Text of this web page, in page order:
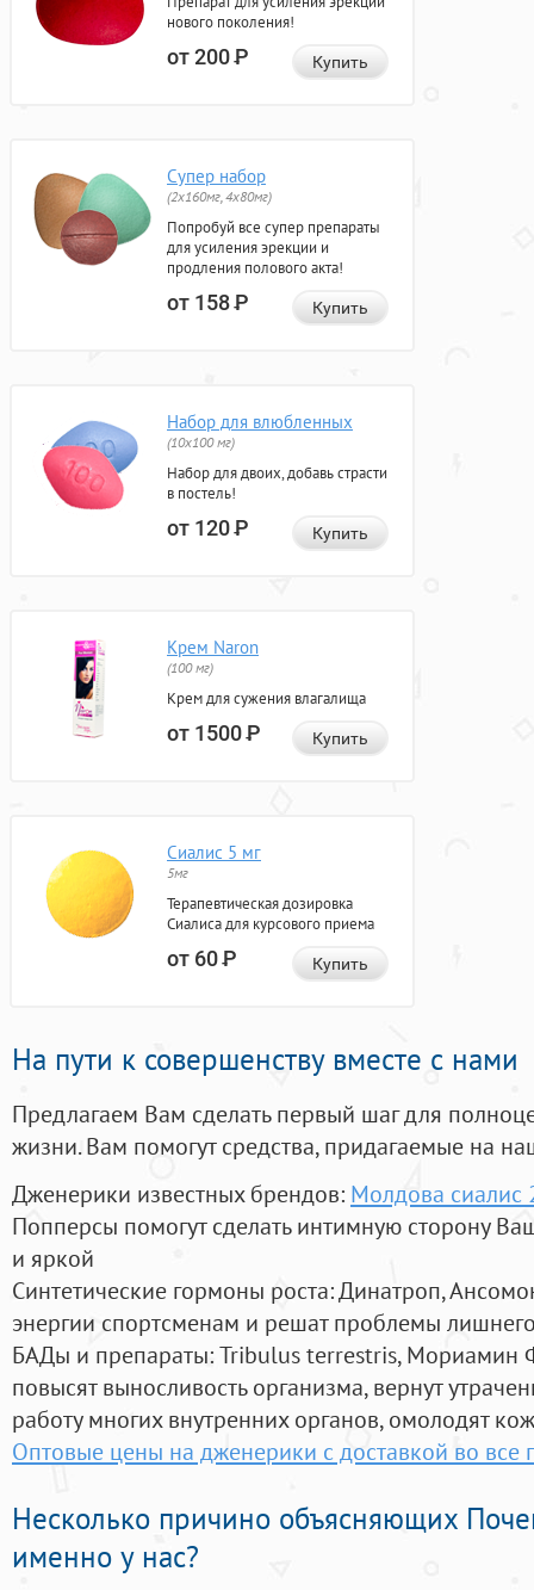
нового поколения!
от 200Р Купить
Супер набор
(2х160мг, 4х80мг)
Попробуй все супер препараты
для усиления эрекции и
продления полового акта!
от 158Р Купить
Набор для влюбленных
(10х100 мг)
Набор для двоих, добавь страсти
в постель!
от 120Р Купить
Крем Naron
(100 мг)
Крем для сужения влагалища
от 1500Р Купить
Сиалис 5 мг
5мг
Терапевтическая дозировка
Сиалиса для курсового приема
от 60Р Купить
На пути к совершенству вместе с нами
Предлагаем Вам сделать первый шаг для
жизни. Вам помогут средства, придагаемые на
Дженерики известных брендов: Молдова сиалис
Попперсы помогут сделать интимную сторону
и яркой
Синтетические гормоны роста: Динатроп,
энергии спортсменам и решат проблемы
БАДы и препараты:Tribulus terrestris, Мориамин
повысят выносливость организма, вернут
работу многих внутренних органов, омолодят
Оптовые цены на дженерики с доставкой во все
Несколько причино объясняющих
именно у нас?